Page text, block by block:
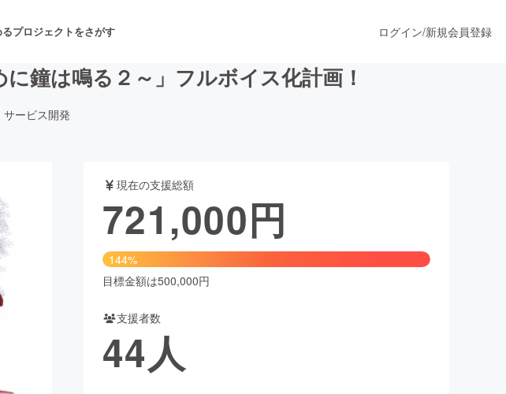
プロジェクトをさがす
舞台・パフォーマンス
ファッション
ビューティー・ヘルスケア
ログイン/新規会員登録
鐘は鳴る２～」フルボイス化計画！
サービス開発
現在の支援総額
721,000円
144%
目標金額は500,000円
支援者数
44人